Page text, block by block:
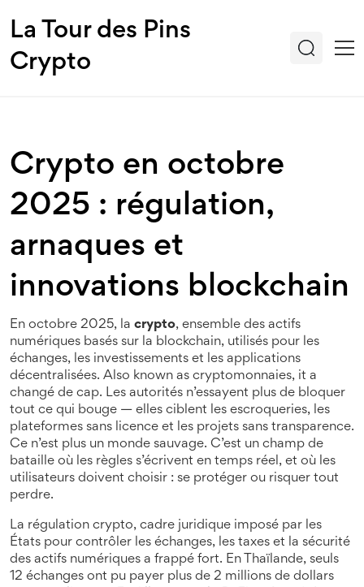
La Tour des Pins
Crypto
Crypto en octobre
2025 : régulation,
arnaques et
innovations blockchain
En octobre 2025, la crypto, ensemble des actifs
numériques basés sur la blockchain, utilisés pour les
échanges, les investissements et les applications
décentralisées. Also known as cryptomonnaies, it a
changé de cap. Les autorités n’essayent plus de bloquer
tout ce qui bouge — elles ciblent les escroqueries, les
plateformes sans licence et les projets sans transparence.
Ce n’est plus un monde sauvage. C’est un champ de
bataille où les règles s’écrivent en temps réel, et où les
utilisateurs doivent choisir : se protéger ou risquer tout
perdre.
La régulation crypto, cadre juridique imposé par les
États pour contrôler les échanges, les taxes et la sécurité
des actifs numériques a frappé fort. En Thaïlande, seuls
12 échanges ont pu payer plus de 2 millions de dollars